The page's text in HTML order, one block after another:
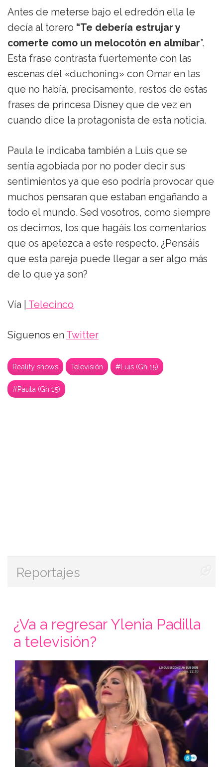
Antes de meterse bajo el edredón ella le
decía al torero “Te debería estrujar y
comerte como un melocotón en almíbar”.
Esta frase contrasta fuertemente con las
escenas del «duchoning» con Omar en las
que no había, precisamente, restos de estas
frases de princesa Disney que de vez en
cuando dice la protagonista de esta noticia.
Paula le indicaba también a Luis que se
sentía agobiada por no poder decir sus
sentimientos ya que eso podría provocar que
muchos pensaran que estaban engañando a
todo el mundo. Sed vosotros, como siempre
os decimos, los que hagáis los comentarios
que os apetezca a este respecto. ¿Pensáis
que esta pareja puede llegar a ser algo más
de lo que ya son?
Vía | Telecinco
Síguenos en Twitter
Reality shows Televisión #Luis (Gh 15)
#Paula (Gh 15)
Reportajes
¿Va a regresar Ylenia Padilla
a televisión?